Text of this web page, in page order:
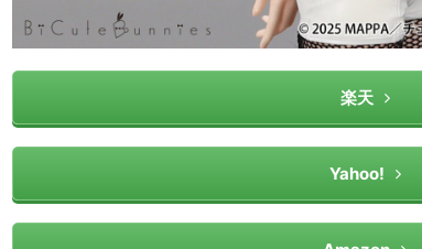
楽天
Yahoo!